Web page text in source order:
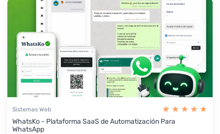
Sistemas Web
WhatsKo - Plataforma SaaS de Automatización Para
WhatsApp